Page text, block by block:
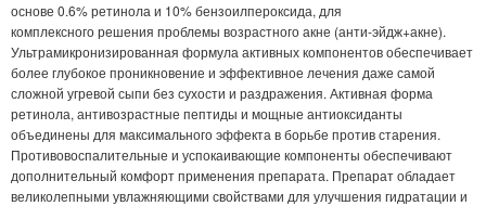
основе 0.6% ретинола и 10% бензоилпероксида, для
комплексного решения проблемы возрастного акне (анти-эйдж+акне).
Ультрамикронизированная формула активных компонентов обеспечивает
более глубокое проникновение и эффективное лечения даже самой
сложной угревой сыпи без сухости и раздражения. Активная форма
ретинола, антивозрастные пептиды и мощные антиоксиданты
объединены для максимального эффекта в борьбе против старения.
Противовоспалительные и успокаивающие компоненты обеспечивают
дополнительный комфорт применения препарата. Препарат обладает
великолепными увлажняющими свойствами для улучшения гидратации и